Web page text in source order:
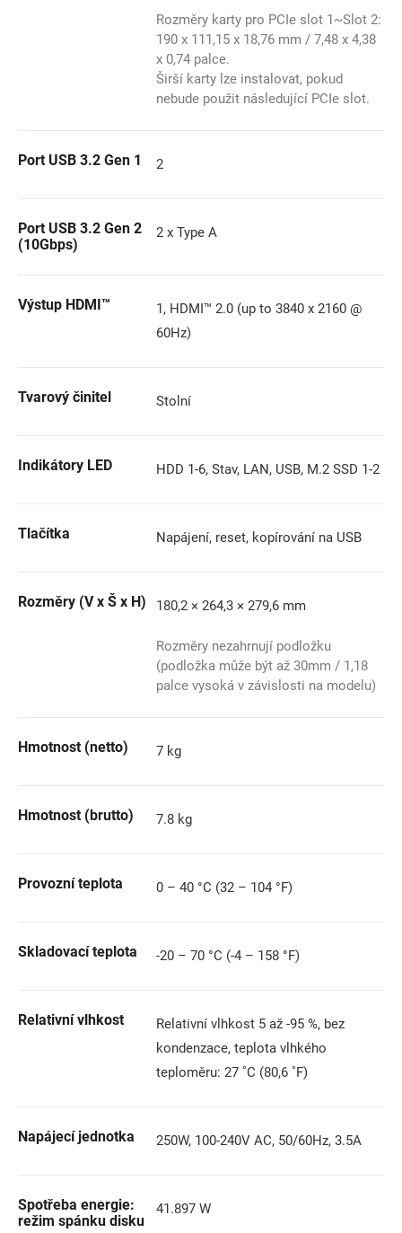
Rozměry karty pro PCIe slot 1~Slot 2:
190 x 111,15 x 18,76 mm / 7,48 x 4,38
x 0,74 palce.
Širší karty lze instalovat, pokud
nebude použit následující PCIe slot.
Port USB 3.2 Gen 1 2
Port USB 3.2 Gen 2
(10Gbps)
2 x Type A
Výstup HDMI™
1, HDMI™ 2.0 (up to 3840 x 2160 @
60Hz)
Tvarový činitel Stolní
Indikátory LED HDD 1-6, Stav, LAN, USB, M.2 SSD 1-2
Tlačítka Napájení, reset, kopírování na USB
Rozměry (V x Š x H) 180,2 × 264,3 × 279,6 mm
Rozměry nezahrnují podložku
(podložka může být až 30mm / 1,18
palce vysoká v závislosti na modelu)
Hmotnost (netto) 7 kg
Hmotnost (brutto) 7.8 kg
Provozní teplota 0 – 40 °C (32 – 104 °F)
Skladovací teplota -20 – 70 °C (-4 – 158 °F)
Relativní vlhkost
Relativní vlhkost 5 až -95 %, bez
kondenzace, teplota vlhkého
teploměru: 27 ˚C (80,6 ˚F)
Napájecí jednotka 250W, 100-240V AC, 50/60Hz, 3.5A
Spotřeba energie:
režim spánku disku
41.897 W